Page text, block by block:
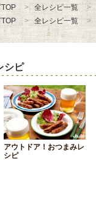
全レシピ一覧
全レシピ一覧
シピ
アウトドア！おつまみレ
シピ